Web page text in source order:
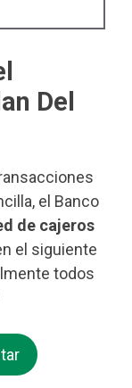
Del
el Banco
de cajeros
el siguiente
todos